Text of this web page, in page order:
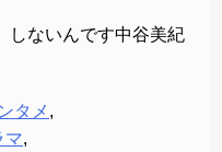
しないんです中谷美紀
タメ ,
マ,